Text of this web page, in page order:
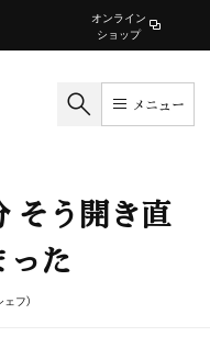
オンライン
ショップ
メニュー
そう開き直
った
フ）